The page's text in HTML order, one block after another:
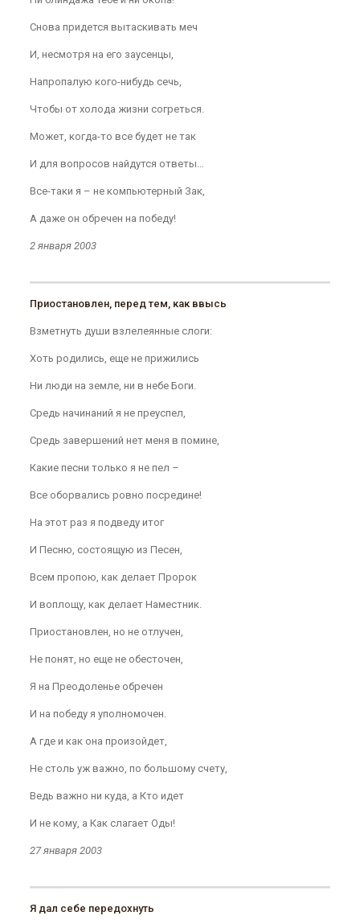
Снова придется вытаскивать меч
И, несмотря на его заусенцы,
Напропалую кого-нибудь сечь,
Чтобы от холода жизни согреться.
Может, когда-то все будет не так
И для вопросов найдутся ответы…
Все-таки я – не компьютерный Зак,
А даже он обречен на победу!
2 января 2003
Приостановлен, перед тем, как ввысь
Взметнуть души взлелеянные слоги:
Хоть родились, еще не прижились
Ни люди на земле, ни в небе Боги.
Средь начинаний я не преуспел,
Средь завершений нет меня в помине,
Какие песни только я не пел –
Все оборвались ровно посредине!
На этот раз я подведу итог
И Песню, состоящую из Песен,
Всем пропою, как делает Пророк
И воплощу, как делает Наместник.
Приостановлен, но не отлучен,
Не понят, но еще не обесточен,
Я на Преодоленье обречен
И на победу я уполномочен.
А где и как она произойдет,
Не столь уж важно, по большому счету,
Ведь важно ни куда, а Кто идет
И не кому, а Как слагает Оды!
27 января 2003
Я дал себе передохнуть